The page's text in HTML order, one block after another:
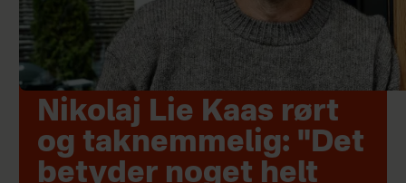
Nikolaj Lie Kaas rørt
og taknemmelig: "Det
betyder noget helt